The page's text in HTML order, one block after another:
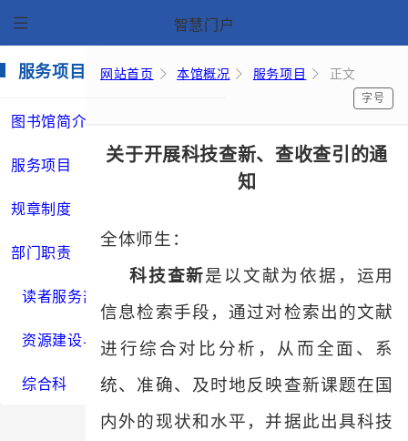
智慧门户
服务项目
图书馆简介
服务项目
规章制度
部门职责
读者服务部
资源建设与保障部
综合科
网站首页 本馆概况 服务项目 正文
字号
关于开展科技查新、查收查引的通
知
全体师生：
科技查新是以文献为依据，运用
信息检索手段，通过对检索出的文献
进行综合对比分析，从而全面、系
统、准确、及时地反映查新课题在国
内外的现状和水平，并据此出具科技